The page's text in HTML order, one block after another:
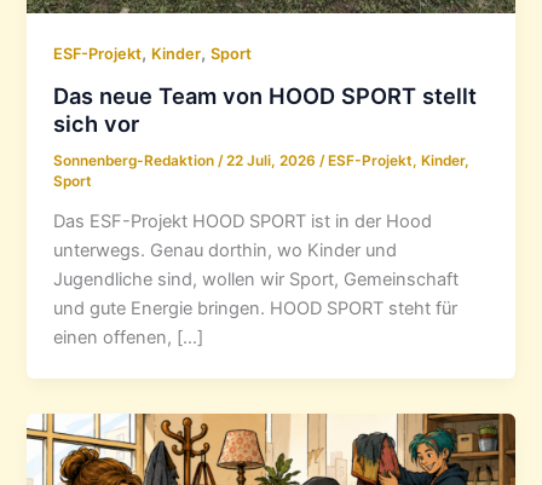
ESF-Projekt, Kinder,Sport
Das neue Team von HOOD SPORT stellt
sich vor
Sonnenberg-Redaktion/22 Juli, 2026/ ESF-Projekt, Kinder,
Sport
Das ESF-Projekt HOOD SPORT ist in der Hood
unterwegs. Genau dorthin, wo Kinder und
Jugendliche sind, wollen wir Sport, Gemeinschaft
und gute Energie bringen. HOOD SPORT steht für
einen offenen, […]